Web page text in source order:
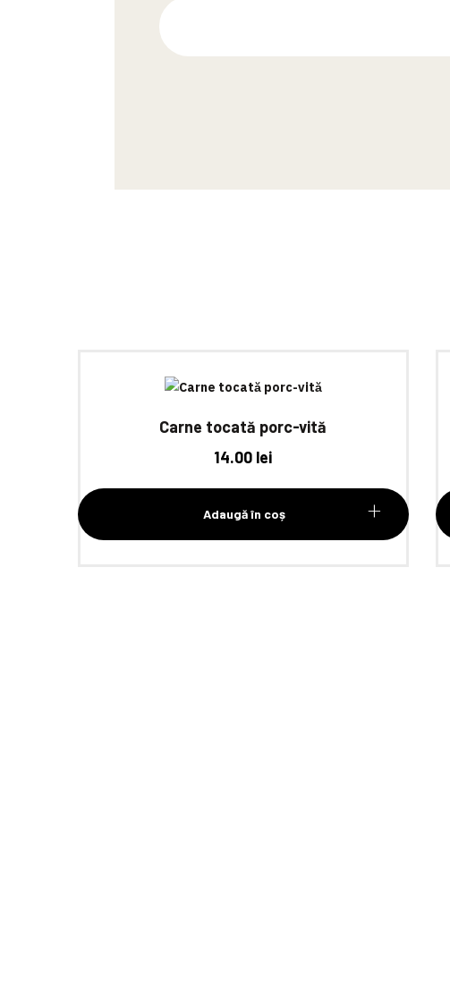
Carne tocată porc-vită
14.00 lei
Adaugă în coș